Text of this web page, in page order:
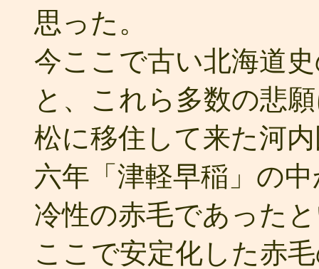
思った。
今ここで古い北海道
と、これら多数の悲
松に移住して来た河
六年「津軽早稲」の
冷性の赤毛であった
ここで安定化した赤